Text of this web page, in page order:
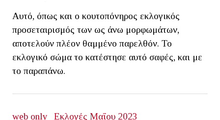
Αυτό, όπως και ο κουτοπόνηρος εκλογικός
προσεταιρισμός των ως άνω μορφωμάτων,
αποτελούν πλέον θαμμένο παρελθόν. Το
εκλογικό σώμα το κατέστησε αυτό σαφές, και με
το παραπάνω.
web only Εκλογές Μαΐου 2023